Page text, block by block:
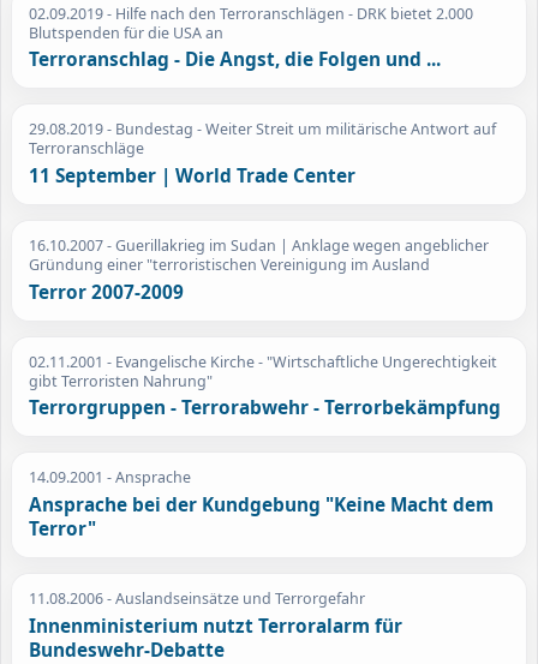
02.09.2019- Hilfe nach den Terroranschlägen - DRK bietet 2.000
Blutspenden für die USA an
Terroranschlag - Die Angst, die Folgen und ...
29.08.2019- Bundestag - Weiter Streit um militärische Antwort auf
Terroranschläge
11 September | World Trade Center
16.10.2007- Guerillakrieg im Sudan | Anklage wegen angeblicher
Gründung einer "terroristischen Vereinigung im Ausland
Terror 2007-2009
02.11.2001 - Evangelische Kirche - "Wirtschaftliche Ungerechtigkeit
gibt Terroristen Nahrung"
Terrorgruppen - Terrorabwehr - Terrorbekämpfung
14.09.2001 - Ansprache
Ansprache bei der Kundgebung "Keine Macht dem
Terror"
11.08.2006- Auslandseinsätze und Terrorgefahr
Innenministerium nutzt Terroralarm für
Bundeswehr-Debatte